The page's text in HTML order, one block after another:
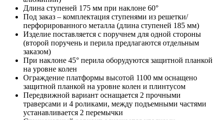
Длина ступеней 175 мм при наклоне 60°
Под заказ – комплектация ступенями из решетки/
перфорированного металла (длина ступеней 185 мм)
Изделие поставляется с поручнем для одной стороны
(второй поручень и перила предлагаются отдельным
заказом)
При наклоне 45° перила оборудуются защитной планкой
на уровне колен
Ограждение платформы высотой 1100 мм оснащено
защитной планкой на уровне колен и плинтусом
Передвижной вариант оснащается 2 прочными
траверсами и 4 роликами, между подъемными частями
устанавливается 2 перемычки